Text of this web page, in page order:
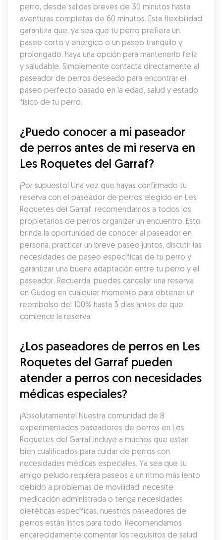
perro, desde salidas breves de 30 minutos hasta
aventuras completas de 60 minutos. Esta flexibilidad
garantiza que, ya sea que tu perro prefiera un
paseo corto y enérgico o un paseo tranquilo y
prolongado, haya una opción para mantenerlo feliz
y saludable. Simplemente contacta directamente al
paseador de perros deseado para encontrar el
paseo perfecto basado en la edad, salud y estado
físico de tu perro.
¿Puedo conocer a mi paseador
de perros antes de mi reserva en
Les Roquetes del Garraf?
¡Por supuesto! Una vez que hayas confirmado tu
reserva con el paseador de perros elegido en Les
Roquetes del Garraf, recomendamos a todos los
propietarios de perros organizar un encuentro. Esto
brinda la oportunidad de conocer al paseador en
persona, practicar un breve paseo juntos, discutir las
necesidades de paseo específicas de tu perro y
garantizar una buena adaptación entre tu perro y el
paseador. Recuerda, puedes cancelar una reserva
en Gudog en cualquier momento para obtener un
reembolso del 100% hasta 3 días antes de que
comience la reserva.
¿Los paseadores de perros en Les
Roquetes del Garraf pueden
atender a perros con necesidades
médicas especiales?
¡Absolutamente! Nuestra comunidad de 8
experimentados paseadores de perros en Les
Roquetes del Garraf incluye a muchos que están
bien cualificados para cuidar de perros con
necesidades médicas especiales. Ya sea que tu
amigo peludo requiera paseos a un ritmo más lento
debido a problemas de movilidad, necesite
medicación administrada o tenga necesidades
dietéticas específicas, nuestros paseadores de
perros están listos para todo. Recomendamos
encarecidamente comentar los requisitos de salud